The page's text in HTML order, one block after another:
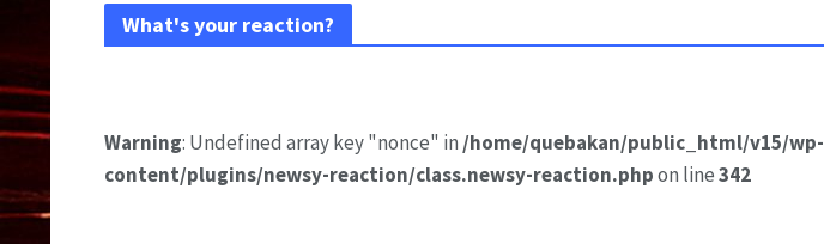
What's your reaction?
Warning: Undefined array key "nonce" in /home/quebakan/public_html/v15/wp-
content/plugins/newsy-reaction/class.newsy-reaction.phpon line342